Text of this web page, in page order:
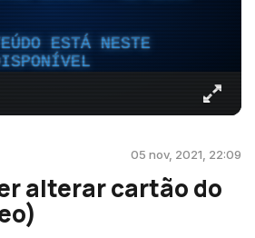
ESTÁ NESTE
05 nov, 2021, 22:09
alterar cartão do